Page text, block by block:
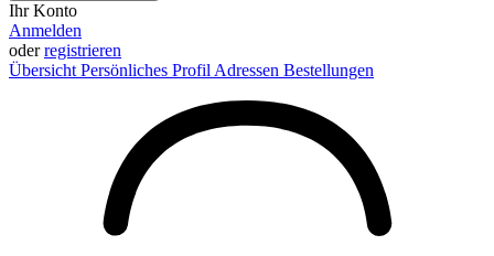
Ihr Konto
Anmelden
oderregistrieren
Übersicht Persönliches Profil Adressen Bestellungen